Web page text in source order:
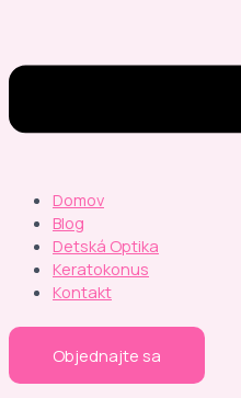
Domov
Blog
Detská Optika
Keratokonus
Kontakt
Objednajte sa